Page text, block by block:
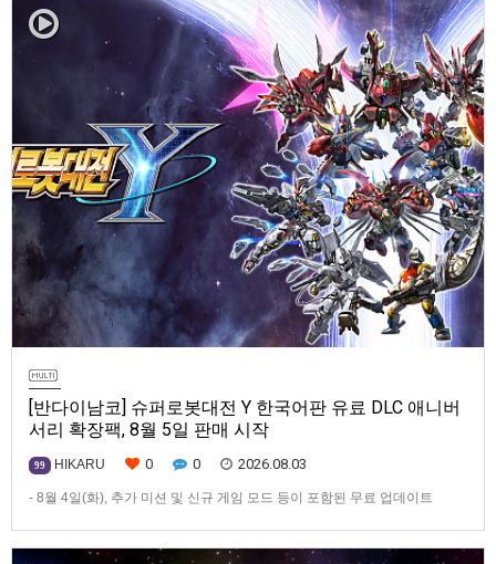
문 판매를 8월 5일(수)부터 시작한다고 발표했다.‘ELDEN RING 빛바랜 자
에디션’에는 ‘ELDEN R…
[반다이남코] 슈퍼로봇대전 Y 한국어판 유료 DLC 애니버
서리 확장팩, 8월 5일 판매 시작
99 HIKARU 0 0 2026.08.03
- 8월 4일(화), 추가 미션 및 신규 게임 모드 등이 포함된 무료 업데이트